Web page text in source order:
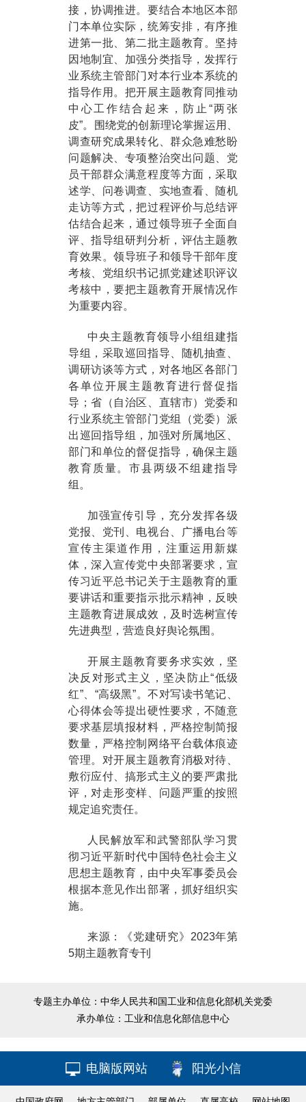
接，协调推进。要结合本地区本部
门本单位实际，统筹安排，有序推
进第一批、第二批主题教育。坚持
因地制宜、加强分类指导，发挥行
业系统主管部门对本行业本系统的
指导作用。把开展主题教育同推动
中心工作结合起来，防止“两张
皮”。围绕党的创新理论掌握运用、
调查研究成果转化、群众急难愁盼
问题解决、专项整治突出问题、党
员干部群众满意程度等方面，采取
述学、问卷调查、实地查看、随机
走访等方式，把过程评价与总结评
估结合起来，通过领导班子全面自
评、指导组研判分析，评估主题教
育效果。领导班子和领导干部年度
考核、党组织书记抓党建述职评议
考核中，要把主题教育开展情况作
为重要内容。
中央主题教育领导小组组建指
导组，采取巡回指导、随机抽查、
调研访谈等方式，对各地区各部门
各单位开展主题教育进行督促指
导；省（自治区、直辖市）党委和
行业系统主管部门党组（党委）派
出巡回指导组，加强对所属地区、
部门和单位的督促指导，确保主题
教育质量。市县两级不组建指导
组。
加强宣传引导，充分发挥各级
党报、党刊、电视台、广播电台等
宣传主渠道作用，注重运用新媒
体，深入宣传党中央部署要求，宣
传习近平总书记关于主题教育的重
要讲话和重要指示批示精神，反映
主题教育进展成效，及时选树宣传
先进典型，营造良好舆论氛围。
开展主题教育要务求实效，坚
决反对形式主义，坚决防止“低级
红”、“高级黑”。不对写读书笔记、
心得体会等提出硬性要求，不随意
要求基层填报材料，严格控制简报
数量，严格控制网络平台载体痕迹
管理。对开展主题教育消极对待、
敷衍应付、搞形式主义的要严肃批
评，对走形变样、问题严重的按照
规定追究责任。
人民解放军和武警部队学习贯
彻习近平新时代中国特色社会主义
思想主题教育，由中央军事委员会
根据本意见作出部署，抓好组织实
施。
来源：《党建研究》2023年第
5期主题教育专刊
专题主办单位：中华人民共和国工业和信息化部机关党委
承办单位：工业和信息化部信息中心
电脑版网站 阳光小信